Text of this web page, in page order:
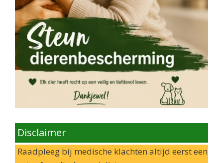
Disclaimer
Raadpleeg bij medische klachten altijd eerst een